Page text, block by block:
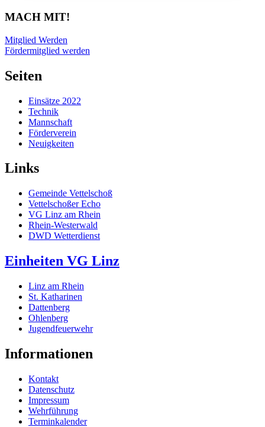
MACH MIT!
Mitglied Werden
Fördermitglied werden
Seiten
Einsätze 2022
Technik
Mannschaft
Förderverein
Neuigkeiten
Links
Gemeinde Vettelschoß
Vettelschoßer Echo
VG Linz am Rhein
Rhein-Westerwald
DWD Wetterdienst
Einheiten VG Linz
Linz am Rhein
St. Katharinen
Dattenberg
Ohlenberg
Jugendfeuerwehr
Informationen
Kontakt
Datenschutz
Impressum
Wehrführung
Terminkalender